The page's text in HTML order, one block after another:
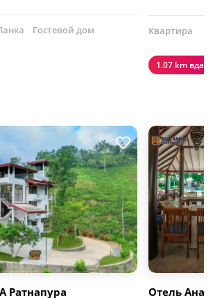
Гостевой дом Квартира
1.07 km вдали
Ратнапура Отель